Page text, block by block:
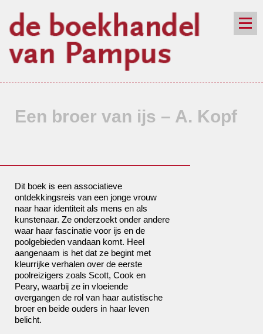
nieuwsbrief
Een broer van ijs – A. Kopf
Dit boek is een associatieve
ontdekkingsreis van een jonge vrouw
naar haar identiteit als mens en als
kunstenaar. Ze onderzoekt onder andere
waar haar fascinatie voor ijs en de
poolgebieden vandaan komt. Heel
aangenaam is het dat ze begint met
kleurrijke verhalen over de eerste
poolreizigers zoals Scott, Cook en
Peary, waarbij ze in vloeiende
overgangen de rol van haar autistische
broer en beide ouders in haar leven
belicht.